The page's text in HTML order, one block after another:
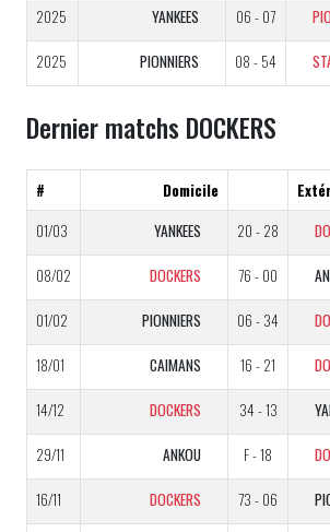
2025 YANKEES 06 - 07
2025 PIONNIERS 08 - 54
Dernier matchs DOCKERS
# Domicile
01/03
YANKEES 20 - 28
08/02 DOCKERS 76 - 00
01/02 PIONNIERS 06 - 34
18/01 CAIMANS 16 - 21
14/12 DOCKERS 34 - 13
29/11 ANKOU F - 18
16/11 DOCKERS 73 - 06